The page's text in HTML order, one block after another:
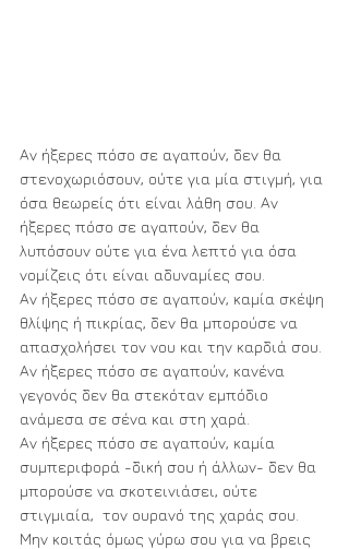
Αν ήξερες πόσο σε αγαπούν, δεν θα
στενοχωριόσουν, ούτε για μία στιγμή, για
όσα θεωρείς ότι είναι λάθη σου. Αν
ήξερες πόσο σε αγαπούν, δεν θα
λυπόσουν ούτε για ένα λεπτό για όσα
νομίζεις ότι είναι αδυναμίες σου.
Αν ήξερες πόσο σε αγαπούν, καμία σκέψη
θλίψης ή πικρίας, δεν θα μπορούσε να
απασχολήσει τον νου και την καρδιά σου.
Αν ήξερες πόσο σε αγαπούν, κανένα
γεγονός δεν θα στεκόταν εμπόδιο
ανάμεσα σε σένα και στη χαρά.
Αν ήξερες πόσο σε αγαπούν, καμία
συμπεριφορά -δική σου ή άλλων- δεν θα
μπορούσε να σκοτεινιάσει, ούτε
στιγμιαία,  τον ουρανό της χαράς σου.
Μην κοιτάς όμως γύρω σου για να βρεις